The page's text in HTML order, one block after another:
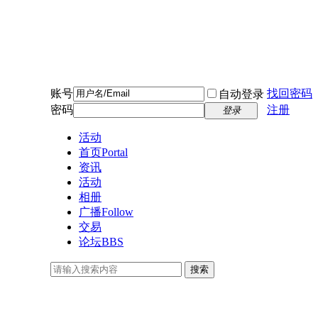
账号 自动登录 找回密码
密码
登录 注册
活动
首页Portal
资讯
活动
相册
广播Follow
交易
论坛BBS
搜索